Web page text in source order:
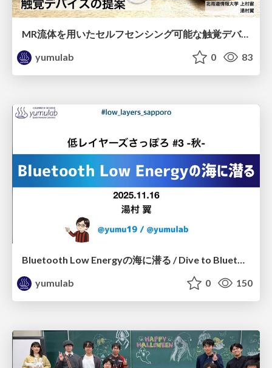
MR流体を用いたセルフセンシング可能な触覚デバイスの提案 / haptics36-kamimura
yumulab
0 83
Bluetooth Low Energyの海に潜る / Dive to Bluetooth Low Energy
yumulab
0 150